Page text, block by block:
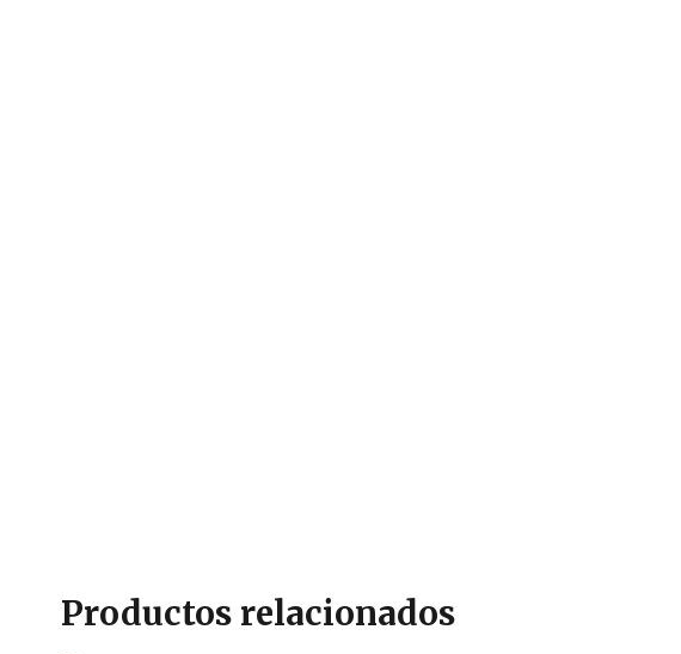
Productos relacionados